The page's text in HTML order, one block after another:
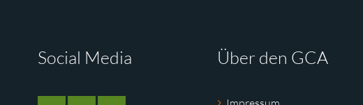
Social Media Über den GCA